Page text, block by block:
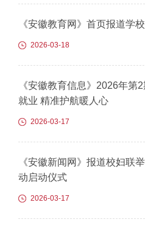
《安徽教育网》首页报道学
2026-03-18
《安徽教育信息》2026年第
就业 精准护航暖人心
2026-03-17
《安徽新闻网》报道校妇联
动启动仪式
2026-03-17